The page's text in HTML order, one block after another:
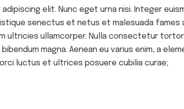
elit. Nunc eget urna nisi. Integer
senectus et netus et malesuada fames
ultricies ullamcorper. Nulla consectetur
magna. Aenean eu varius enim, a
luctus et ultrices posuere cubilia curae;